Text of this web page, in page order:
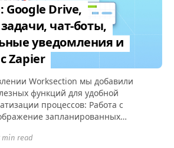
: Google Drive,
чат-боты,
уведомления и
Zapier
Worksection мы добавили
функций для удобной
процессов: Работа с
запланированных
min read